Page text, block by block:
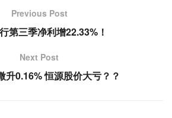
Previous Post
第三季净利增22.33%！
Next Post
升0.16% 恒源股价大亏？？